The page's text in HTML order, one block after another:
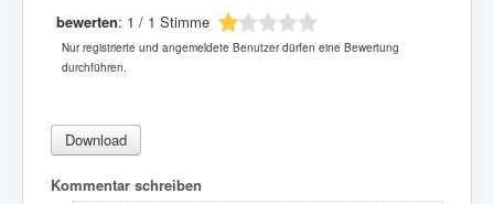
bewerten: 1 / 1 Stimme
Nur registrierte und angemeldete Benutzer dürfen eine Bewertung
durchführen.
Kommentar schreiben